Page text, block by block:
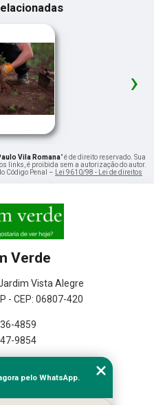
›
Vila Romana" é de direito reservado. Sua
links, é proibida sem a autorização do autor.
Código Penal –
Lei 9610/98 - Lei de direitos
Verde
Vista Alegre
- CEP: 06807-420
4859
9854
pelo WhatsApp.